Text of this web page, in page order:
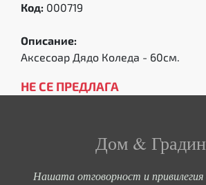
Код: 000719
Описание:
Аксесоар Дядо Коледа - 60см.
НЕ СЕ ПРЕДЛАГА
Дом &
Нашата отговорност и привилегия